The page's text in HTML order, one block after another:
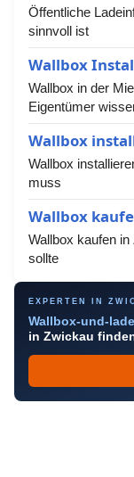
Öffentliche
sinnvoll ist
Wallbox
Wallbox in der
Eigentümer
Wallbox
Wallbox
muss
Wallbox
Wallbox kaufen
sollte
EXPERTEN IN
Wallbox-und-
in Zwickau